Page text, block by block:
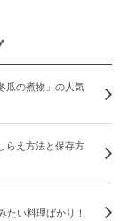
瓜の煮物」の人気
らえ方法と保存方
たい料理ばかり！